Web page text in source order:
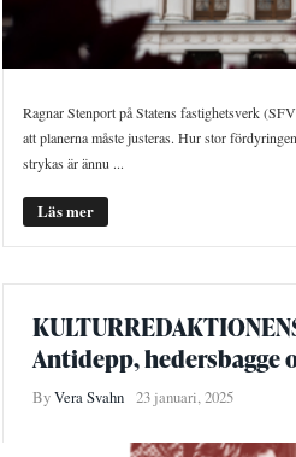
Ragnar Stenport på Statens fastighetsverk
att planerna måste justeras. Hur stor
strykas är ännu ...
Läs mer
Antidepp, hedersbagge
ByVera Svahn 23 januari, 2025